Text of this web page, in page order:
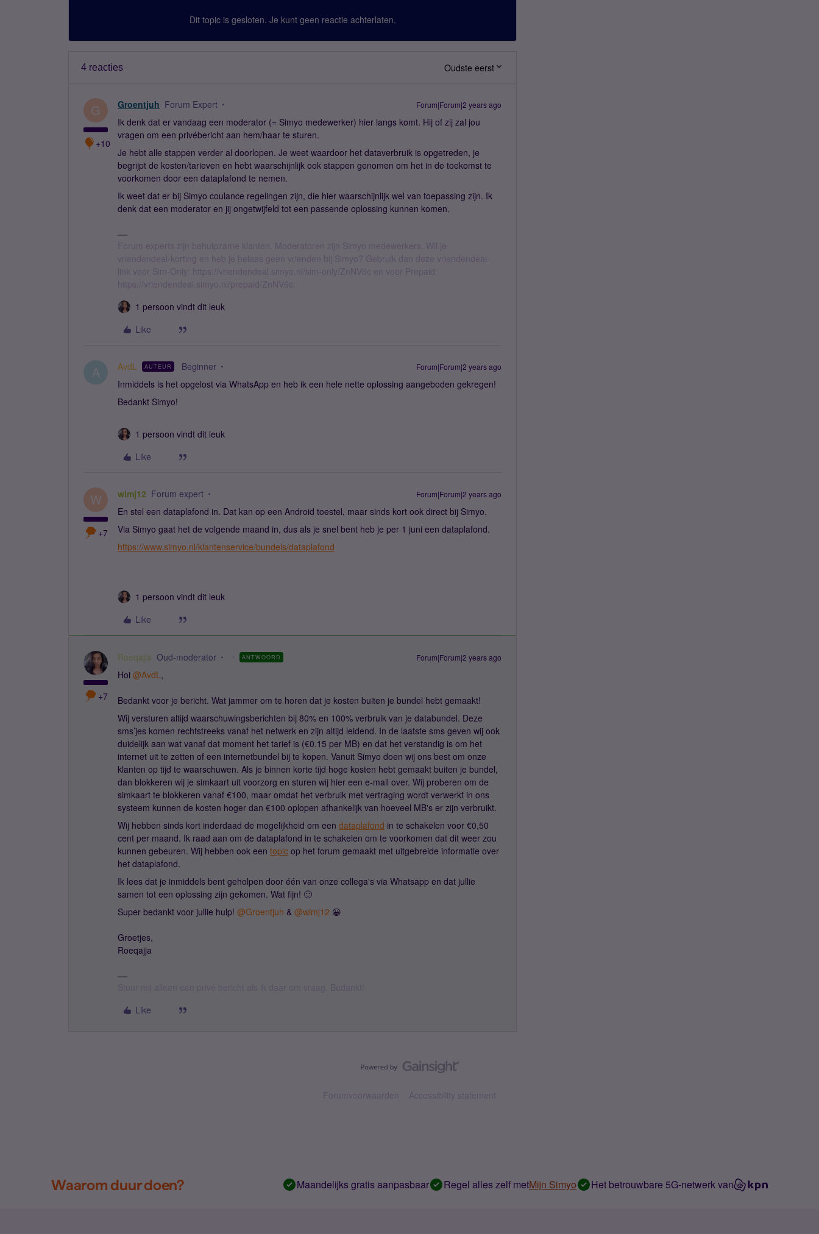
Dit topic is gesloten. Je kunt geen reactie achterlaten.
4 reacties Oudste eerst
G
+10
Groentjuh Forum Expert Forum|Forum|2 years ago
Ik denk dat er vandaag een moderator (= Simyo medewerker) hier langs komt. Hij of zij zal jou
vragen om een privébericht aan hem/haar te sturen.
Je hebt alle stappen verder al doorlopen. Je weet waardoor het dataverbruik is opgetreden, je
begrijpt de kosten/tarieven en hebt waarschijnlijk ook stappen genomen om het in de toekomst te
voorkomen door een dataplafond te nemen.
Ik weet dat er bij Simyo coulance regelingen zijn, die hier waarschijnlijk wel van toepassing zijn. Ik
denk dat een moderator en jij ongetwijfeld tot een passende oplossing kunnen komen.
Forum experts zijn behulpzame klanten. Moderatoren zijn Simyo medewerkers. Wil je
vriendendeal-korting en heb je helaas geen vrienden bij Simyo? Gebruik dan deze vriendendeal-
link voor Sim-Only: https://vriendendeal.simyo.nl/sim-only/ZnNV6c en voor Prepaid:
https://vriendendeal.simyo.nl/prepaid/ZnNV6c.
1 persoon vindt dit leuk
Like
A AvdL AUTEUR Beginner Forum|Forum|2 years ago
Inmiddels is het opgelost via WhatsApp en heb ik een hele nette oplossing aangeboden gekregen!
Bedankt Simyo!
1 persoon vindt dit leuk
Like
W
+7
wimj12 Forum expert Forum|Forum|2 years ago
En stel een dataplafond in. Dat kan op een Android toestel, maar sinds kort ook direct bij Simyo.
Via Simyo gaat het de volgende maand in, dus als je snel bent heb je per 1 juni een dataplafond.
https://www.simyo.nl/klantenservice/bundels/dataplafond
1 persoon vindt dit leuk
Like
+7
Roeqajja Oud-moderator ANTWOORD Forum|Forum|2 years ago
Hoi @AvdL,
Bedankt voor je bericht. Wat jammer om te horen dat je kosten buiten je bundel hebt gemaakt!
Wij versturen altijd waarschuwingsberichten bij 80% en 100% verbruik van je databundel. Deze
sms’jes komen rechtstreeks vanaf het netwerk en zijn altijd leidend. In de laatste sms geven wij ook
duidelijk aan wat vanaf dat moment het tarief is (€0.15 per MB) en dat het verstandig is om het
internet uit te zetten of een internetbundel bij te kopen. Vanuit Simyo doen wij ons best om onze
klanten op tijd te waarschuwen. Als je binnen korte tijd hoge kosten hebt gemaakt buiten je bundel,
dan blokkeren wij je simkaart uit voorzorg en sturen wij hier een e-mail over. Wij proberen om de
simkaart te blokkeren vanaf €100, maar omdat het verbruik met vertraging wordt verwerkt in ons
systeem kunnen de kosten hoger dan €100 oplopen afhankelijk van hoeveel MB's er zijn verbruikt.
Wij hebben sinds kort inderdaad de mogelijkheid om een dataplafond in te schakelen voor €0,50
cent per maand. Ik raad aan om de dataplafond in te schakelen om te voorkomen dat dit weer zou
kunnen gebeuren. Wij hebben ook een topic op het forum gemaakt met uitgebreide informatie over
het dataplafond.
Ik lees dat je inmiddels bent geholpen door één van onze collega's via Whatsapp en dat jullie
samen tot een oplossing zijn gekomen. Wat fijn! 🙂
Super bedankt voor jullie hulp! @Groentjuh & @wimj12 😀
Groetjes,
Roeqajja
Like
Forumvoorwaarden Accessibility statement
Waarom duur doen? Maandelijks gratis aanpasbaar Regel alles zelf metMijn Simyo Het betrouwbare 5G-netwerk van